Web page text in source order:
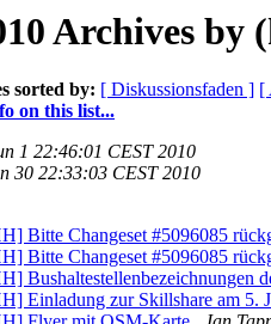
Archives by
sorted by: [ Diskussionsfaden ] [
on this list...
1 22:46:01 CEST 2010
30 22:33:03 CEST 2010
Bitte Changeset #5096085
Bitte Changeset #5096085
Bushaltestellenbezeichnungen
Einladung zur Skillshare am 5.